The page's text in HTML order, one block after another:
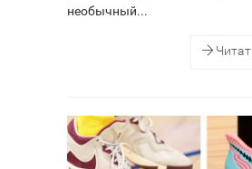
необычный...